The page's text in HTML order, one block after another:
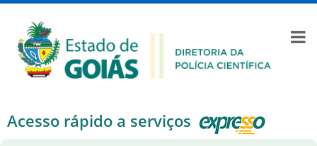
Acesso rápido a serviços